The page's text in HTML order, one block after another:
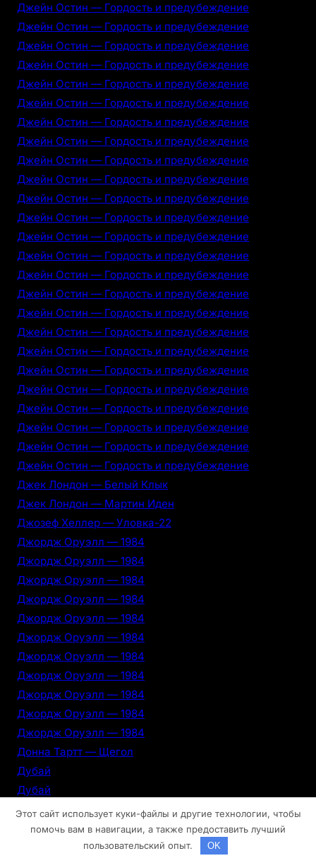
Джейн Остин — Гордость и предубеждение
Джейн Остин — Гордость и предубеждение
Джейн Остин — Гордость и предубеждение
Джейн Остин — Гордость и предубеждение
Джейн Остин — Гордость и предубеждение
Джейн Остин — Гордость и предубеждение
Джейн Остин — Гордость и предубеждение
Джейн Остин — Гордость и предубеждение
Джейн Остин — Гордость и предубеждение
Джейн Остин — Гордость и предубеждение
Джейн Остин — Гордость и предубеждение
Джейн Остин — Гордость и предубеждение
Джейн Остин — Гордость и предубеждение
Джейн Остин — Гордость и предубеждение
Джейн Остин — Гордость и предубеждение
Джейн Остин — Гордость и предубеждение
Джейн Остин — Гордость и предубеждение
Джейн Остин — Гордость и предубеждение
Джейн Остин — Гордость и предубеждение
Джейн Остин — Гордость и предубеждение
Джейн Остин — Гордость и предубеждение
Джейн Остин — Гордость и предубеждение
Джейн Остин — Гордость и предубеждение
Джейн Остин — Гордость и предубеждение
Джейн Остин — Гордость и предубеждение
Джек Лондон — Белый Клык
Джек Лондон — Мартин Иден
Джозеф Хеллер — Уловка-22
Джордж Оруэлл — 1984
Джордж Оруэлл — 1984
Джордж Оруэлл — 1984
Джордж Оруэлл — 1984
Джордж Оруэлл — 1984
Джордж Оруэлл — 1984
Джордж Оруэлл — 1984
Джордж Оруэлл — 1984
Джордж Оруэлл — 1984
Джордж Оруэлл — 1984
Джордж Оруэлл — 1984
Донна Тартт — Щегол
Дубай
Дубай
Дубай
Дубай
Этот сайт использует куки-файлы и другие технологии, чтобы
помочь вам в навигации, а также предоставить лучший
пользовательский опыт.
OK